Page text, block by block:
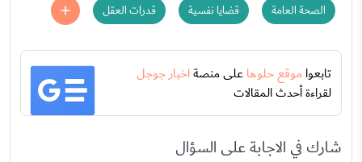
الصحة العامة قضايا نفسية قدرات العقل
تابعواموقع حلوهاعلى منصةاخبار جوجل
لقراءة أحدث المقالات
شارك في الاجابة على السؤال